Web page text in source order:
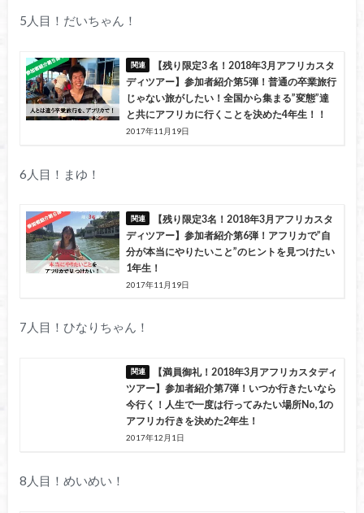
5人目！だいちゃん！
【残り限定3 名！2018年3月アフリカスタ
ディツアー】参加者紹介第5弾！普通の卒業旅行
じゃない旅がしたい！全国から集まる”変態”達
と共にアフリカに行くことを決めた4年生！！
2017年11月19日
6人目！まゆ！
【残り限定3名！2018年3月アフリカスタ
ディツアー】参加者紹介第6弾！アフリカで”自
分が本当にやりたいこと”のヒントを見つけたい
1年生！
2017年11月19日
7人目！ひなりちゃん！
【満員御礼！2018年3月アフリカスタディ
ツアー】参加者紹介第7弾！いつか行きたいなら
今行く！人生で一度は行ってみたい場所No,1の
アフリカ行きを決めた2年生！
2017年12月1日
8人目！めいめい！